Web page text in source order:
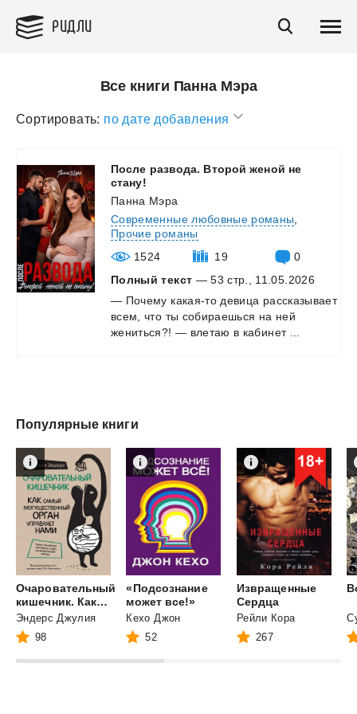
РИДЛИ
Все книги Панна Мэра
Сортировать: по дате добавления
После развода. Второй женой не
стану!
Панна Мэра
Современные любовные романы
Прочие романы
1524
19
0
Полный текст — 53 стр., 11.05.2026
— Почему какая-то девица рассказывает
всем,
что ты собираешься на ней
жениться?! — влетаю в кабинет
Популярные книги
Очаровательный
кишечник. Как самый могущественный орган управляет нами
Эндерс Джулия
98
«Подсознание
может все!»
Кехо Джон
52
Извращенные
Сердца
Рейли Кора
267